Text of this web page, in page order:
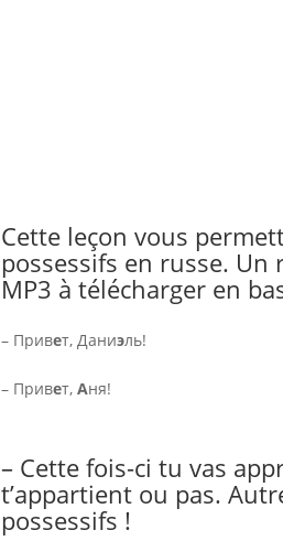
Cette leçon vous
possessifs en russe.
MP3 à télécharger en
– Привет, Даниэль!
– Привет, Аня!
– Cette fois-ci tu vas
t’appartient ou pas.
possessifs !